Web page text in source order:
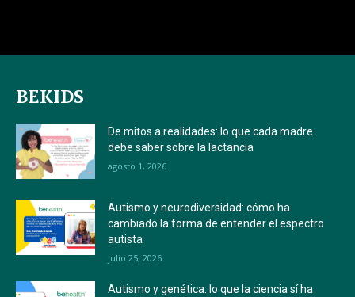
BEKIDS
De mitos a realidades: lo que cada madre
debe saber sobre la lactancia
agosto 1, 2026
Autismo y neurodiversidad: cómo ha
cambiado la forma de entender el espectro
autista
julio 25, 2026
Autismo y genética: lo que la ciencia sí ha